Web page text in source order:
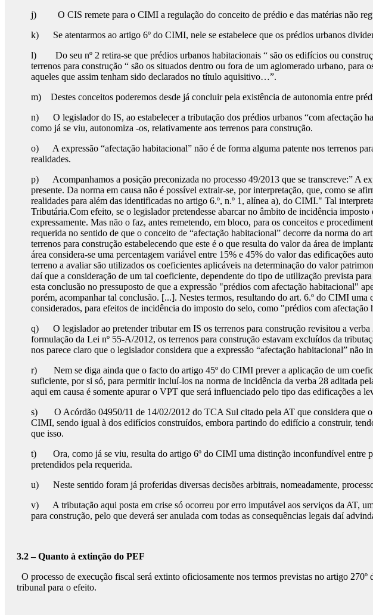
j) O CIS remete para o CIMI a regulação do conceito de prédio e das matérias não
k) Se atentarmos ao artigo 6º do CIMI, nele se estabelece que os prédios urbanos
l) Do seu nº 2 retira-se que prédios urbanos habitacionais “ são os edifícios ou
terrenos para construção “ são os situados dentro ou fora de um aglomerado urbano,
aqueles que assim tenham sido declarados no título aquisitivo…”.
m) Destes conceitos poderemos desde já concluir pela existência de autonomia entre
n) O legislador do IS, ao estabelecer a tributação dos prédios urbanos “com afectação
como já se viu, autonomiza -os, relativamente aos terrenos para construção.
o) A expressão “afectação habitacional” não é de forma alguma patente nos terrenos
realidades.
p) Acompanhamos a posição preconizada no processo 49/2013 que se transcreve:” A
presente. Da norma em causa não é possível extrair-se, por interpretação, que, como se
realidades para além das identificadas no artigo 6.º, n.º 1, alínea a), do CIMI." Tal
Tributária.Com efeito, se o legislador pretendesse abarcar no âmbito de incidência
expressamente. Mas não o faz, antes remetendo, em bloco, para os conceitos e
requerida no sentido de que o conceito de “afectação habitacional” decorre da norma do
terrenos para construção estabelecendo que este é o que resulta do valor da área de
área considera-se uma percentagem variável entre 15% e 45% do valor das edificações
terreno a avaliar são utilizados os coeficientes aplicáveis na determinação do valor
daí que a consideração de um tal coeficiente, dependente do tipo de utilização prevista
esta conclusão no pressuposto de que a expressão "prédios com afectação habitacional"
porém, acompanhar tal conclusão. [...]. Nestes termos, resultando do art. 6.º do CIMI
considerados, para efeitos de incidência do imposto do selo, como "prédios com afectação
q) O legislador ao pretender tributar em IS os terrenos para construção revisitou a
formulação da Lei nº 55-A/2012, os terrenos para construção estavam excluídos da
nos parece claro que o legislador considera que a expressão “afectação habitacional” não
r) Nem se diga ainda que o facto do artigo 45º do CIMI prever a aplicação de um
suficiente, por si só, para permitir incluí-los na norma de incidência da verba 28 aditada
aqui em causa é somente apurar o VPT que será influenciado pelo tipo das edificações a
s) O Acórdão 04950/11 de 14/02/2012 do TCA Sul citado pela AT que considera que o
CIMI, sendo igual à dos edifícios construídos, embora partindo do edifício a construir,
que isso.
t) Ora, como já se viu, resulta do artigo 6º do CIMI uma distinção inconfundível entre
pretendidos pela requerida.
u) Neste sentido foram já proferidas diversas decisões arbitrais, nomeadamente,
v) A tributação aqui posta em crise só ocorreu por erro imputável aos serviços da AT,
para construção, pelo que deverá ser anulada com todas as consequências legais daí
3.2 – Quanto à extinção do PEF
O processo de execução fiscal será extinto oficiosamente nos termos previstas no artigo 270º
tribunal para o efeito.